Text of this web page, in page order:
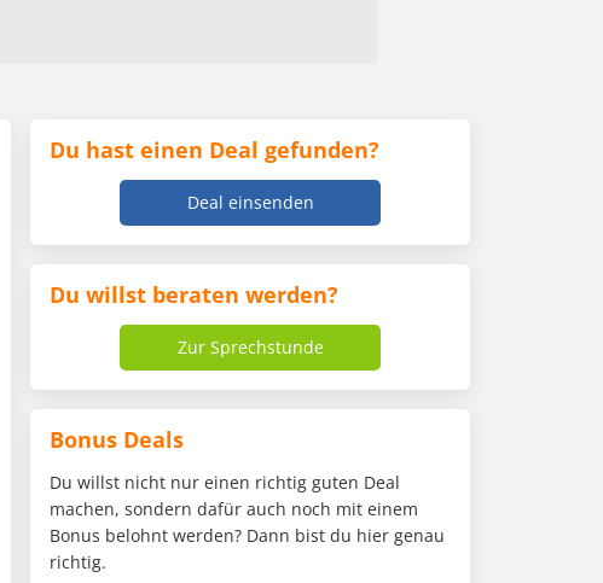
Du hast einen Deal gefunden?
Deal einsenden
Du willst beraten werden?
Zur Sprechstunde
Bonus Deals
Du willst nicht nur einen richtig guten Deal
machen, sondern dafür auch noch mit einem
Bonus belohnt werden? Dann bist du hier genau
richtig.